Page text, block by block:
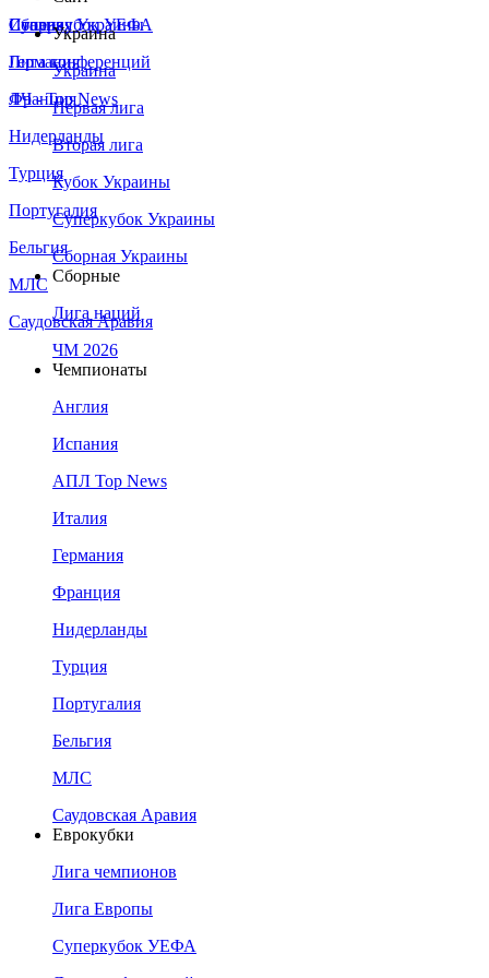
Сборная Украины
Италия
Германия
Франция
Нидерланды
Турция
Португалия
Бельгия
МЛС
Саудовская Аравия
Суперкубок УЕФА
Лига конференций
ЛЧ - Top News
Украина
Украина
Первая лига
Вторая лига
Кубок Украины
Суперкубок Украины
Сборная Украины
Сборные
Лига наций
ЧМ 2026
Чемпионаты
Англия
Испания
АПЛ Top News
Италия
Германия
Франция
Нидерланды
Турция
Португалия
Бельгия
МЛС
Саудовская Аравия
Еврокубки
Лига чемпионов
Лига Европы
Суперкубок УЕФА